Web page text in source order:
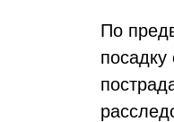
По